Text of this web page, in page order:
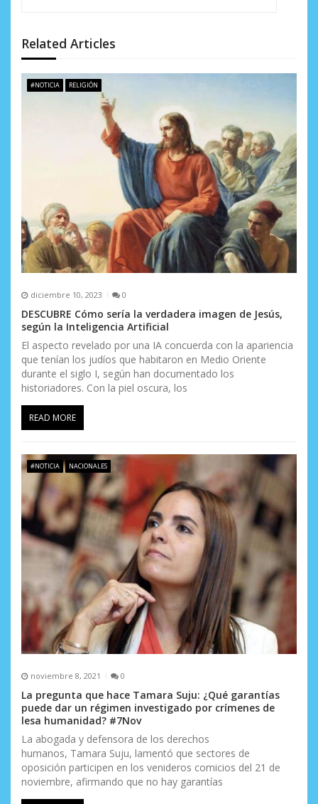
e
n
a
s
Related Articles
#NOTICIA RELIGIÓN
diciembre 10, 2023 0
DESCUBRE Cómo sería la verdadera imagen de Jesús,
según la Inteligencia Artificial
El aspecto revelado por una IA concuerda con la apariencia
que tenían los judíos que habitaron en Medio Oriente
durante el siglo I, según han documentado los
historiadores. Con la piel oscura, los
READ MORE
#NOTICIA NACIONALES
noviembre 8, 2021 0
La pregunta que hace Tamara Suju: ¿Qué garantías
puede dar un régimen investigado por crímenes de
lesa humanidad? #7Nov
La abogada y defensora de los derechos
humanos, Tamara Suju, lamentó que sectores de
oposición participen en los venideros comicios del 21 de
noviembre, afirmando que no hay garantías